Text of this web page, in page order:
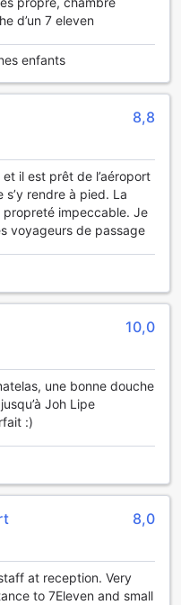
de la
une sélection de
d'affaires de
savourer sur
au long de votre
de délicieuses options
aussi amusante qu'une
si vous profitez à
exigeant en matière
commune que
simplement un
dure journée, le
disposition un gamme
Terminez vos
de massage à
resort ont obtenu une
hébergements de la
d’un 7 eleven
enfants
8,8
il est prêt de l’aéroport
rendre à pied. La
propreté impeccable. Je
voyageurs de passage
10,0
une bonne douche
Joh Lipe
:)
8,0
at reception. Very
to 7Eleven and small